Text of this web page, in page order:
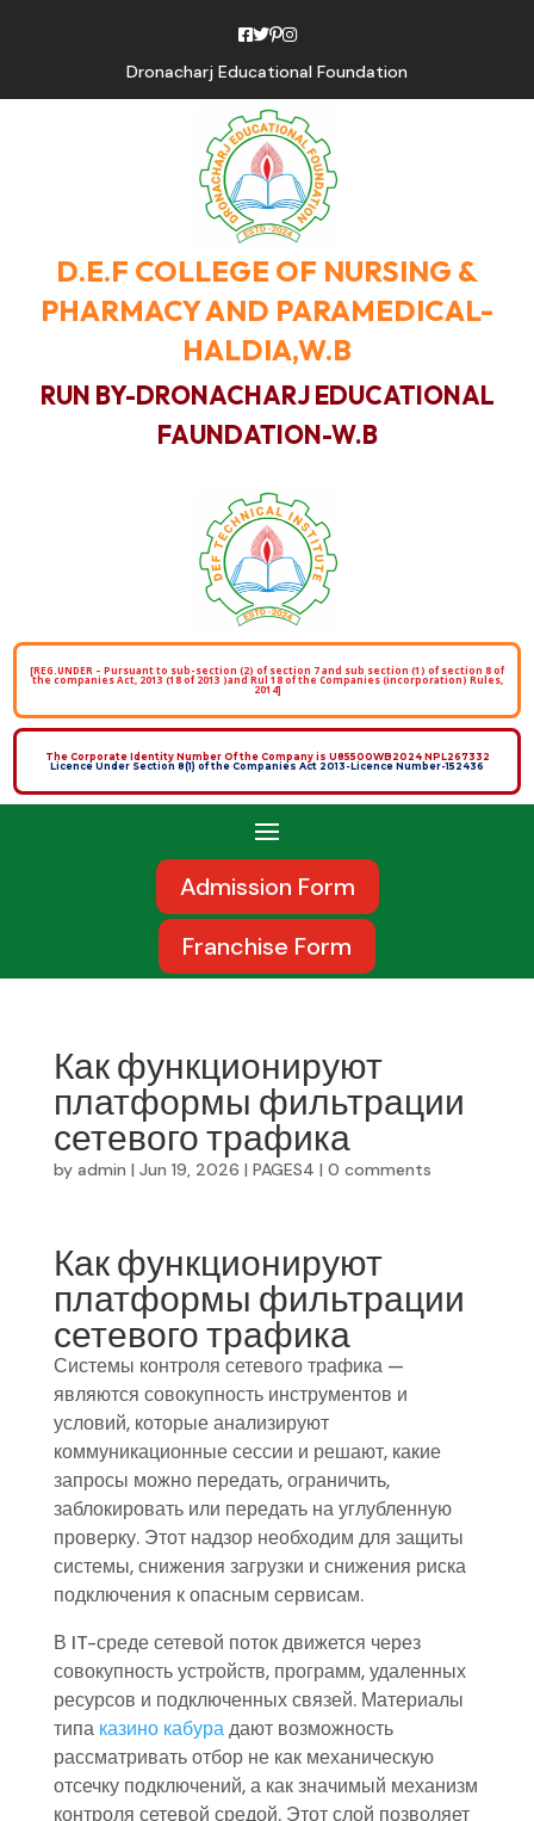
Dronacharj Educational Foundation
D.E.F COLLEGE OF NURSING &
PHARMACY AND PARAMEDICAL-
HALDIA,W.B
RUN BY-DRONACHARJ EDUCATIONAL
FAUNDATION-W.B
[REG.UNDER – Pursuant to sub-section (2) of section 7 and sub section (1) of section 8 of
the companies Act, 2013 (18 of 2013 )and Rul 18 of the Companies (incorporation) Rules,
2014]
The Corporate Identity Number Of the Company is U85500WB2024 NPL267332
Licence Under Section 8(1) of the Companies Act 2013-Licence Number-152436
Admission Form
Franchise Form
Как функционируют
платформы фильтрации
сетевого трафика
by admin | Jun 19, 2026 | PAGES4 | 0 comments
Как функционируют
платформы фильтрации
сетевого трафика
Системы контроля сетевого трафика —
являются совокупность инструментов и
условий, которые анализируют
коммуникационные сессии и решают, какие
запросы можно передать, ограничить,
заблокировать или передать на углубленную
проверку. Этот надзор необходим для защиты
системы, снижения загрузки и снижения риска
подключения к опасным сервисам.
В IT-среде сетевой поток движется через
совокупность устройств, программ, удаленных
ресурсов и подключенных связей. Материалы
типа казино кабурадают возможность
рассматривать отбор не как механическую
отсечку подключений, а как значимый механизм
контроля сетевой средой. Этот слой позволяет